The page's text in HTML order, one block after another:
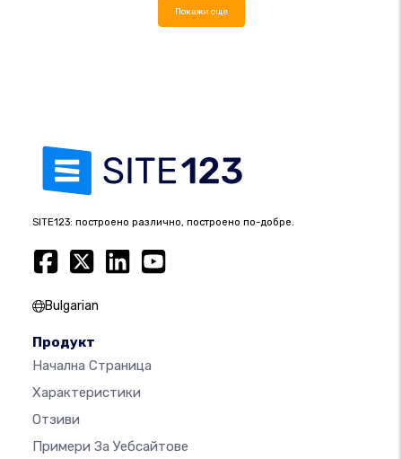
Покажи още
SITE123: построено различно, построено по-добре.
Bulgarian
Продукт
Начална Страница
Характеристики
Отзиви
Примери За Уебсайтове